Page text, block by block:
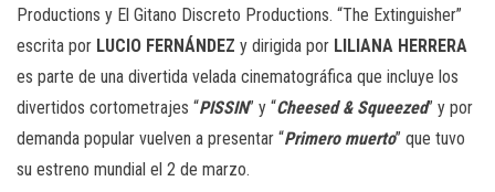
Productions y El Gitano Discreto Productions. “The Extinguisher”
escrita por LUCIO FERNÁNDEZ y dirigida por LILIANA HERRERA
es parte de una divertida velada cinematográfica que incluye los
divertidos cortometrajes “PISSIN” y “Cheesed & Squeezed” y por
demanda popular vuelven a presentar “Primero muerto” que tuvo
su estreno mundial el 2 de marzo.